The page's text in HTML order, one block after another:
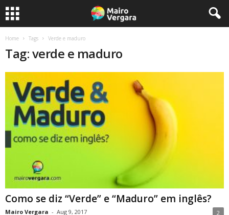
Home Tags Verde e maduro
Tag: verde e maduro
Como se diz “Verde” e “Maduro” em inglês?
Mairo Vergara - Aug 9, 2017 2